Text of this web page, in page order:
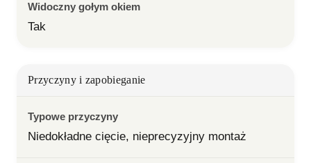
Widoczny gołym okiem
Tak
Przyczyny i zapobieganie
Typowe przyczyny
Niedokładne cięcie, nieprecyzyjny montaż